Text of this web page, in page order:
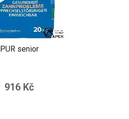
PUR senior
916 Kč